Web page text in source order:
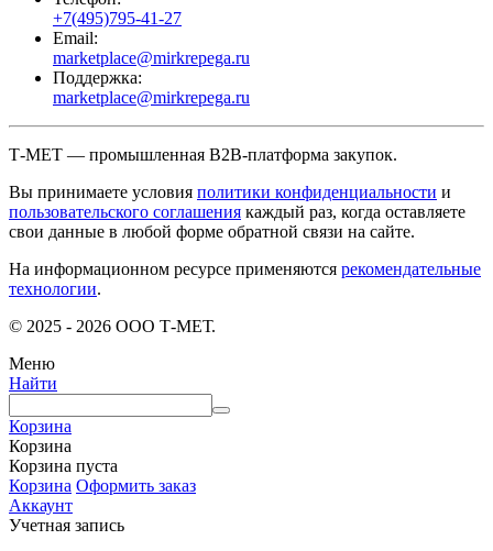
+7(495)795-41-27
Email:
marketplace@mirkrepega.ru
Поддержка:
marketplace@mirkrepega.ru
Т-МЕТ — промышленная B2B-платформа закупок.
Вы принимаете условия политики конфиденциальности и
пользовательского соглашения каждый раз, когда оставляете
свои данные в любой форме обратной связи на сайте.
На информационном ресурсе применяются рекомендательные
технологии.
© 2025 - 2026 ООО Т-МЕТ.
Меню
Найти
Корзина
Корзина
Корзина пуста
Корзина Оформить заказ
Аккаунт
Учетная запись